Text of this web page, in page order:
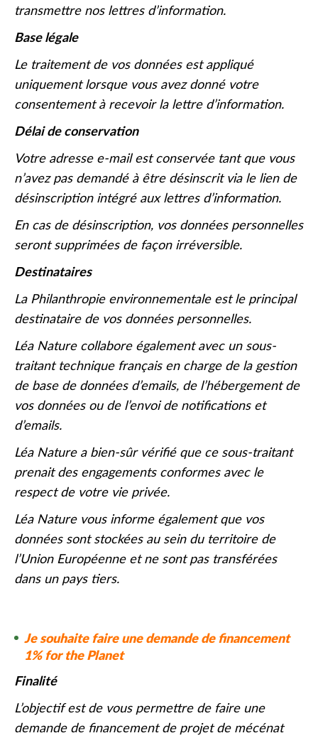
transmettre nos lettres d’information.
Base légale
Le traitement de vos données est appliqué
uniquement lorsque vous avez donné votre
consentement à recevoir la lettre d’information.
Délai de conservation
Votre adresse e-mail est conservée tant que vous
n’avez pas demandé à être désinscrit via le lien de
désinscription intégré aux lettres d’information.
En cas de désinscription, vos données personnelles
seront supprimées de façon irréversible.
Destinataires
La Philanthropie environnementale est le principal
destinataire de vos données personnelles.
Léa Nature collabore également avec un sous-
traitant technique français en charge de la gestion
de base de données d’emails, de l’hébergement de
vos données ou de l’envoi de notifications et
d’emails.
Léa Nature a bien-sûr vérifié que ce sous-traitant
prenait des engagements conformes avec le
respect de votre vie privée.
Léa Nature vous informe également que vos
données sont stockées au sein du territoire de
l’Union Européenne et ne sont pas transférées
dans un pays tiers.
Je souhaite faire une demande de financement
1% for the Planet
Finalité
L’objectif est de vous permettre de faire une
demande de financement de projet de mécénat